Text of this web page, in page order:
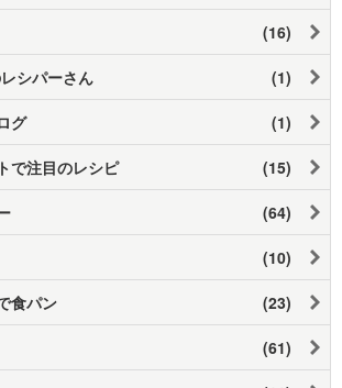
(16)
シパーさん (1)
グ (1)
で注目のレシピ (15)
(64)
(10)
食パン (23)
(61)